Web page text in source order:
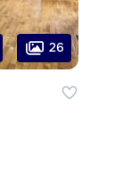
26